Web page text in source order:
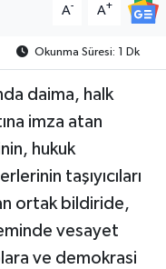
A- A+
Okunma Süresi: 1 Dk
daima, halk
imza atan
hukuk
taşıyıcıları
ortak bildiride,
vesayet
ve demokrasi